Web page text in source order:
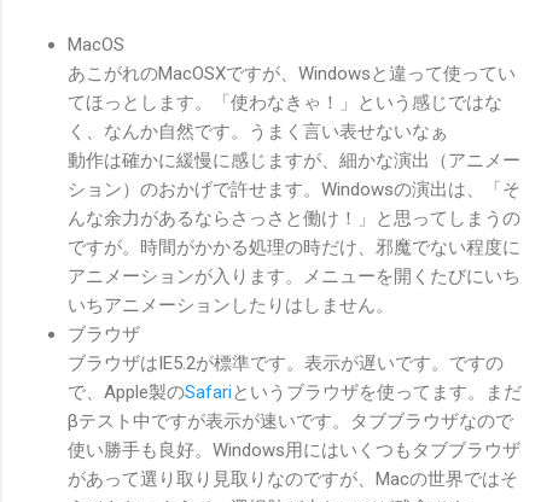
MacOS
あこがれのMacOSXですが、Windowsと違って使ってい
てほっとします。「使わなきゃ！」という感じではな
く、なんか自然です。うまく言い表せないなぁ
動作は確かに緩慢に感じますが、細かな演出（アニメー
ション）のおかげで許せます。Windowsの演出は、「そ
んな余力があるならさっさと働け！」と思ってしまうの
ですが。時間がかかる処理の時だけ、邪魔でない程度に
アニメーションが入ります。メニューを開くたびにいち
いちアニメーションしたりはしません。
ブラウザ
ブラウザはIE5.2が標準です。表示が遅いです。ですの
で、Apple製のSafariというブラウザを使ってます。まだ
βテスト中ですが表示が速いです。タブブラウザなので
使い勝手も良好。Windows用にはいくつもタブブラウザ
があって選り取り見取りなのですが、Macの世界ではそ